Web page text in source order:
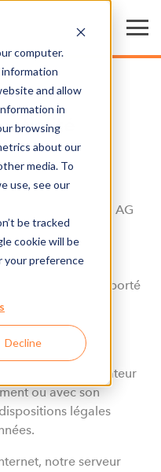
computer.
and allow
in
browsing
about our
media. To
use, see our
be tracked
cookie will be
your preference
Decline
la société Axess AG
de vos données
traitons donc de
à la loi en
Nous avons apporté
de cette
données.
n’est
sauf si l’utilisateur
ou avec son
légales
notre serveur